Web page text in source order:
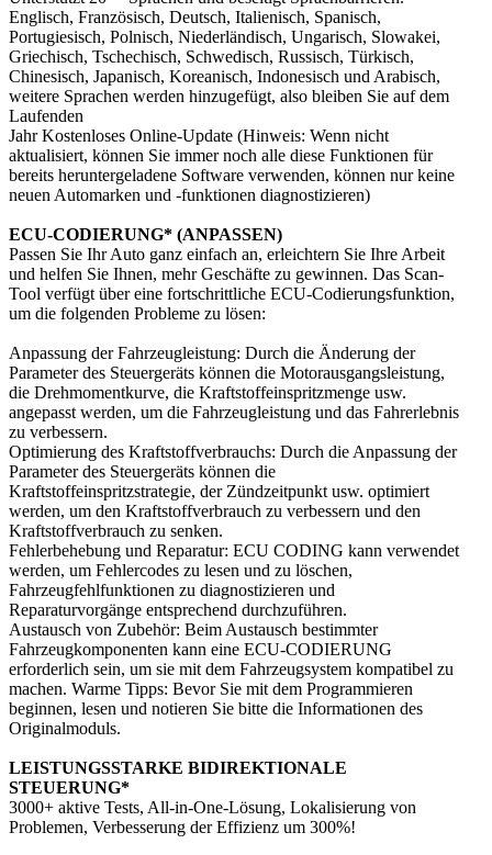
Englisch, Französisch, Deutsch, Italienisch, Spanisch,
Portugiesisch, Polnisch, Niederländisch, Ungarisch, Slowakei,
Griechisch, Tschechisch, Schwedisch, Russisch, Türkisch,
Chinesisch, Japanisch, Koreanisch, Indonesisch und Arabisch,
weitere Sprachen werden hinzugefügt, also bleiben Sie auf dem
Laufenden
Jahr Kostenloses Online-Update (Hinweis: Wenn nicht
aktualisiert, können Sie immer noch alle diese Funktionen für
bereits heruntergeladene Software verwenden, können nur keine
neuen Automarken und -funktionen diagnostizieren)
ECU-CODIERUNG* (ANPASSEN)
Passen Sie Ihr Auto ganz einfach an, erleichtern Sie Ihre Arbeit
und helfen Sie Ihnen, mehr Geschäfte zu gewinnen. Das Scan-
Tool verfügt über eine fortschrittliche ECU-Codierungsfunktion,
um die folgenden Probleme zu lösen:
Anpassung der Fahrzeugleistung: Durch die Änderung der
Parameter des Steuergeräts können die Motorausgangsleistung,
die Drehmomentkurve, die Kraftstoffeinspritzmenge usw.
angepasst werden, um die Fahrzeugleistung und das Fahrerlebnis
zu verbessern.
Optimierung des Kraftstoffverbrauchs: Durch die Anpassung der
Parameter des Steuergeräts können die
Kraftstoffeinspritzstrategie, der Zündzeitpunkt usw. optimiert
werden, um den Kraftstoffverbrauch zu verbessern und den
Kraftstoffverbrauch zu senken.
Fehlerbehebung und Reparatur: ECU CODING kann verwendet
werden, um Fehlercodes zu lesen und zu löschen,
Fahrzeugfehlfunktionen zu diagnostizieren und
Reparaturvorgänge entsprechend durchzuführen.
Austausch von Zubehör: Beim Austausch bestimmter
Fahrzeugkomponenten kann eine ECU-CODIERUNG
erforderlich sein, um sie mit dem Fahrzeugsystem kompatibel zu
machen. Warme Tipps: Bevor Sie mit dem Programmieren
beginnen, lesen und notieren Sie bitte die Informationen des
Originalmoduls.
LEISTUNGSSTARKE BIDIREKTIONALE
STEUERUNG*
3000+ aktive Tests, All-in-One-Lösung, Lokalisierung von
Problemen, Verbesserung der Effizienz um 300%!